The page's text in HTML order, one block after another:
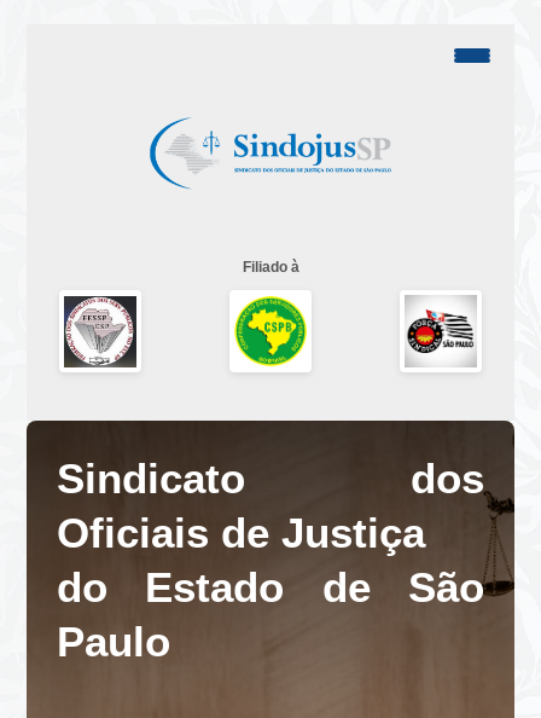
Filiado à
Sindicato dos
Oficiais de Justiça
do Estado de São
Paulo